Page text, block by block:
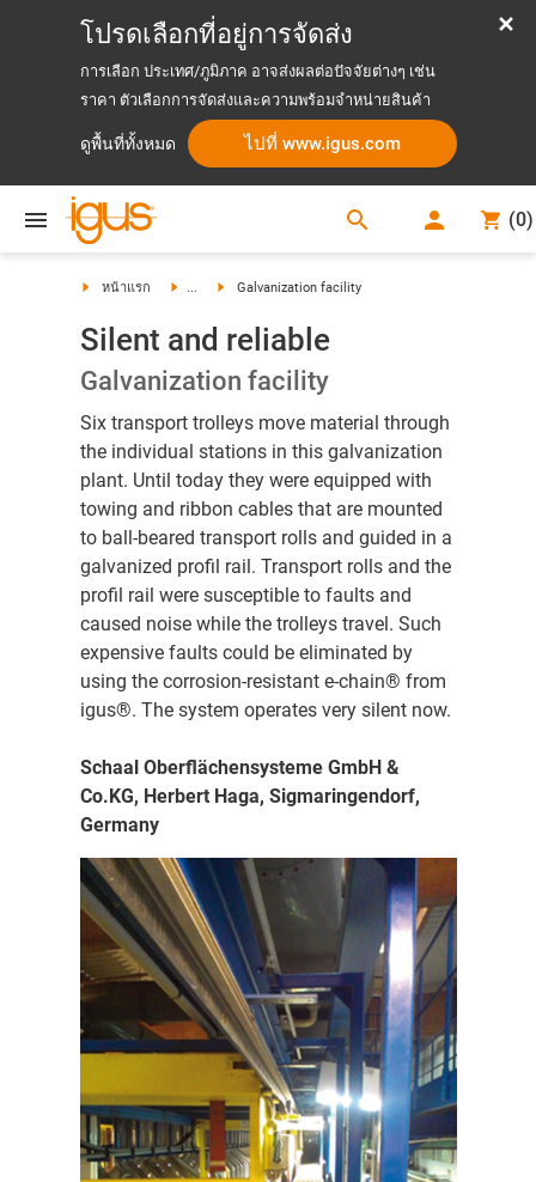
โปรดเลือกที่อยู่การจัดส่ง
การเลือก ประเทศ/ภูมิภาค อาจส่งผลต่อปัจจัยต่างๆ เช่น
ราคา ตัวเลือกการจัดส่งและความพร้อมจำหน่ายสินค้า
ดูพื้นที่ทั้งหมด ไปที่ www.igus.com
search (0)
หน้าแรก ... Galvanization facility
Silent and reliable
Galvanization facility
Six transport trolleys move material through
the individual stations in this galvanization
plant. Until today they were equipped with
towing and ribbon cables that are mounted
to ball-beared transport rolls and guided in a
galvanized profil rail. Transport rolls and the
profil rail were susceptible to faults and
caused noise while the trolleys travel. Such
expensive faults could be eliminated by
using the corrosion-resistant e-chain® from
igus®. The system operates very silent now.
Schaal Oberflächensysteme GmbH &
Co.KG, Herbert Haga, Sigmaringendorf,
Germany